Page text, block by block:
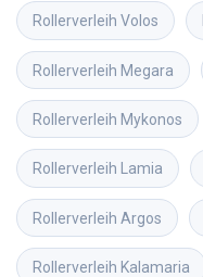
Rollerverleih Volos
Rollerverleih Megara
Rollerverleih Mykonos
Rollerverleih Lamia
Rollerverleih Argos
Rollerverleih Kalamaria